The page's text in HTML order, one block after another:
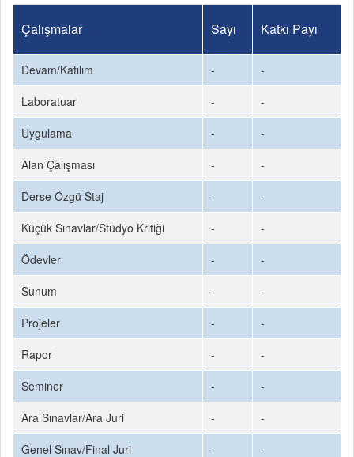
Çalışmalar Sayı Katkı Payı
Devam/Katılım -
-
Laboratuar
-
-
Uygulama
-
-
Alan Çalışması
-
-
Derse Özgü Staj
-
-
Küçük Sınavlar/Stüdyo Kritiği
-
-
Ödevler
-
-
Sunum
-
-
Projeler
-
-
Rapor
-
-
Seminer
-
-
Ara Sınavlar/Ara Juri
-
-
Genel Sınav/Final Juri
- -